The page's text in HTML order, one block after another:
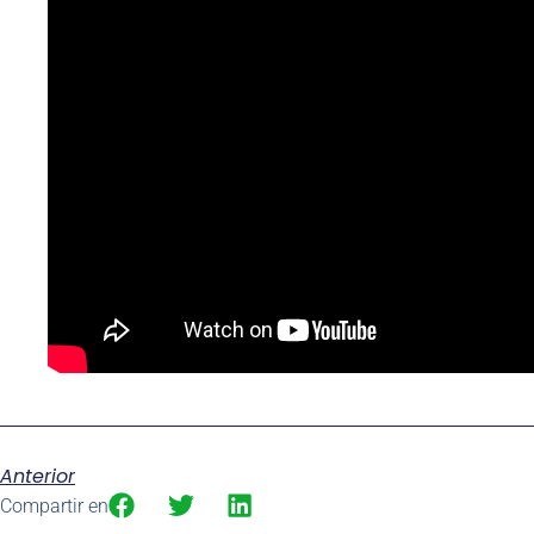
Anterior
Compartir en